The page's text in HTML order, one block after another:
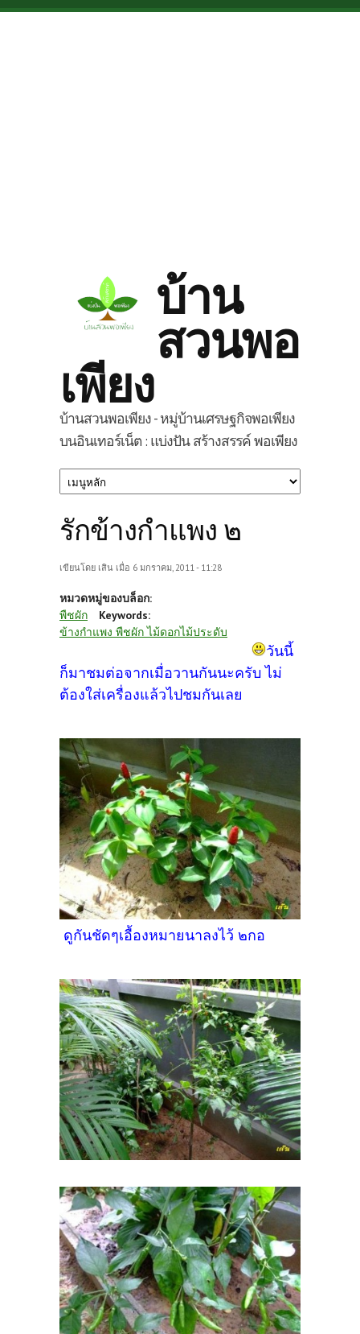
Skip to main content
บ้าน
สวนพอ
เพียง
บ้านสวนพอเพียง - หมู่บ้านเศรษฐกิจพอเพียง
บนอินเทอร์เน็ต : แบ่งปัน สร้างสรรค์ พอเพียง
รักข้างกำแพง ๒
เขียนโดย เสิน เมื่อ 6 มกราคม, 2011 - 11:28
หมวดหมู่ของบล็อก:
พืชผัก
Keywords:
ข้างกำแพง พืชผัก ไม้ดอกไม้ประดับ
วันนี้
ก็มาชมต่อจากเมื่อวานกันนะครับ ไม่
ต้องใส่เครื่องแล้วไปชมกันเลย
ดูกันชัดๆเอื้องหมายนาลงไว้ ๒กอ